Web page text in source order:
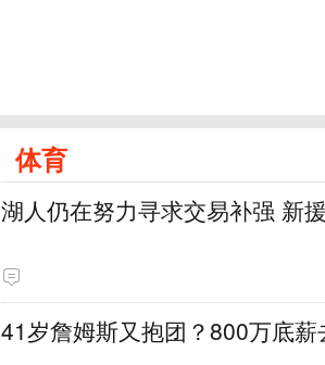
体育
湖人仍在努力寻求交易补强 新
41岁詹姆斯又抱团？800万底